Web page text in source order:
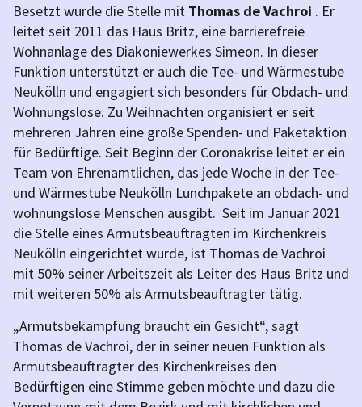
Besetzt wurde die Stelle mit Thomas de Vachroi . Er
leitet seit 2011 das Haus Britz, eine barrierefreie
Wohnanlage des Diakoniewerkes Simeon. In dieser
Funktion unterstützt er auch die Tee- und Wärmestube
Neukölln und engagiert sich besonders für Obdach- und
Wohnungslose. Zu Weihnachten organisiert er seit
mehreren Jahren eine große Spenden- und Paketaktion
für Bedürftige. Seit Beginn der Coronakrise leitet er ein
Team von Ehrenamtlichen, das jede Woche in der Tee-
und Wärmestube Neukölln Lunchpakete an obdach- und
wohnungslose Menschen ausgibt. Seit im Januar 2021
die Stelle eines Armutsbeauftragten im Kirchenkreis
Neukölln eingerichtet wurde, ist Thomas de Vachroi
mit 50% seiner Arbeitszeit als Leiter des Haus Britz und
mit weiteren 50% als Armutsbeauftragter tätig.
„Armutsbekämpfung braucht ein Gesicht“, sagt
Thomas de Vachroi, der in seiner neuen Funktion als
Armutsbeauftragter des Kirchenkreises den
Bedürftigen eine Stimme geben möchte und dazu die